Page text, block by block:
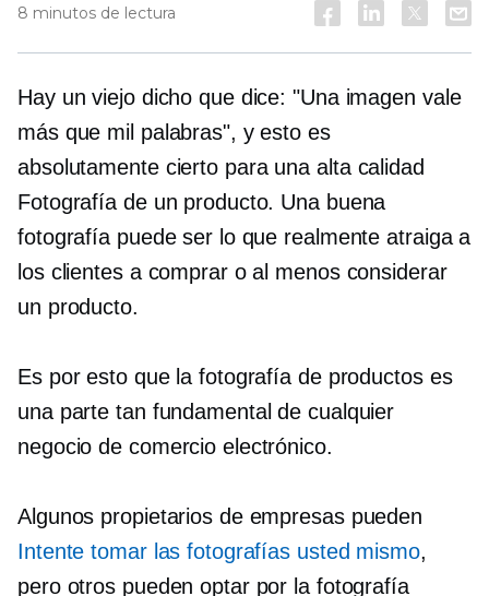
8 minutos de lectura
Hay un viejo dicho que dice: "Una imagen vale
más que mil palabras", y esto es
absolutamente cierto para una alta calidad
Fotografía de un producto. Una buena
fotografía puede ser lo que realmente atraiga a
los clientes a comprar o al menos considerar
un producto.
Es por esto que la fotografía de productos es
una parte tan fundamental de cualquier
negocio de comercio electrónico.
Algunos propietarios de empresas pueden
Intente tomar las fotografías usted mismo,
pero otros pueden optar por la fotografía